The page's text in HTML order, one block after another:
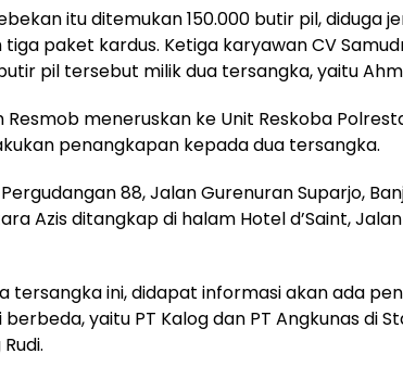
itu ditemukan 150.000 butir pil, diduga
paket kardus. Ketiga karyawan CV
pil tersebut milik dua tersangka, yaitu
Resmob meneruskan ke Unit Reskoba
penangkapan kepada dua tersangka.
88, Jalan Gurenuran Suparjo,
Azis ditangkap di halam Hotel d’Saint,
tersangka ini, didapat informasi akan ada
yaitu PT Kalog dan PT Angkunas di